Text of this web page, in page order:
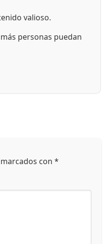
valioso.
personas puedan
con*